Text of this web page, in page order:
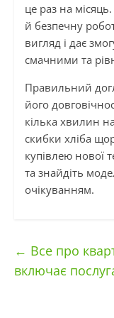
це раз на
й безпечну
вигляд і дає
смачними та
Правильний
його
кілька хвилин
скибки хліба
купівлею нової
та знайдіть
очікуванням.
← Все про
включає